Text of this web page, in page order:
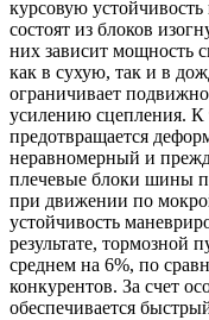
курсовую
состоят из блоков
них зависит мощность
как в сухую, так и в
ограничивает
усилению сцепления. К
предотвращается
неравномерный и
плечевые блоки шины
при движении по
устойчивость
результате, тормозной
среднем на 6%, по
конкурентов. За счет
обеспечивается